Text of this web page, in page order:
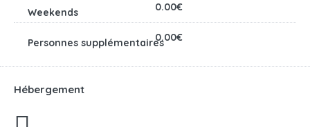
0.00€
0.00€
Hébergement